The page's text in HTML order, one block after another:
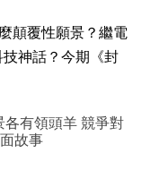
顛覆性願景？繼電
神話？今期《封
各有領頭羊 競爭對
故事